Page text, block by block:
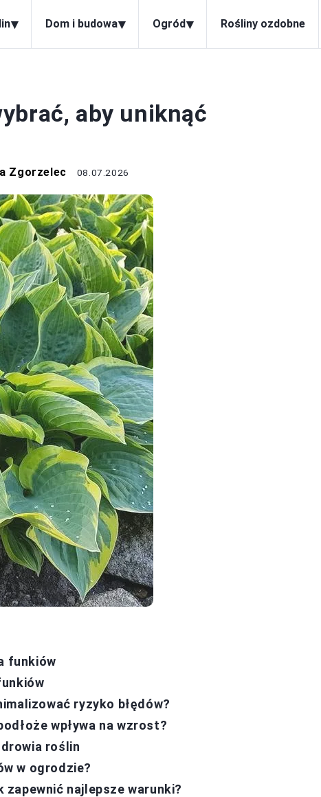
▾ Dom i budowa▾ Ogród▾ Rośliny ozdobne
aby uniknąć
Zgorzelec 08.07.2026
funkiów
ryzyko błędów?
wpływa na wzrost?
roślin
w ogrodzie?
najlepsze warunki?